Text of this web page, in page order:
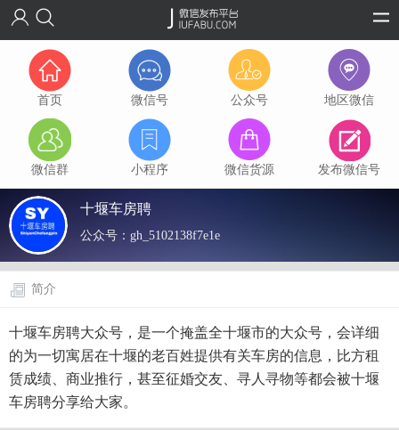
首页 微信号 公众号 地区微信
微信群 小程序 微信货源 发布微信号
十堰车房聘
公众号： gh_5102138f7e1e
简介
十堰车房聘大众号，是一个掩盖全十堰市的大众号，会详细
的为一切寓居在十堰的老百姓提供有关车房的信息，比方租
赁成绩、商业推行，甚至征婚交友、寻人寻物等都会被十堰
车房聘分享给大家。